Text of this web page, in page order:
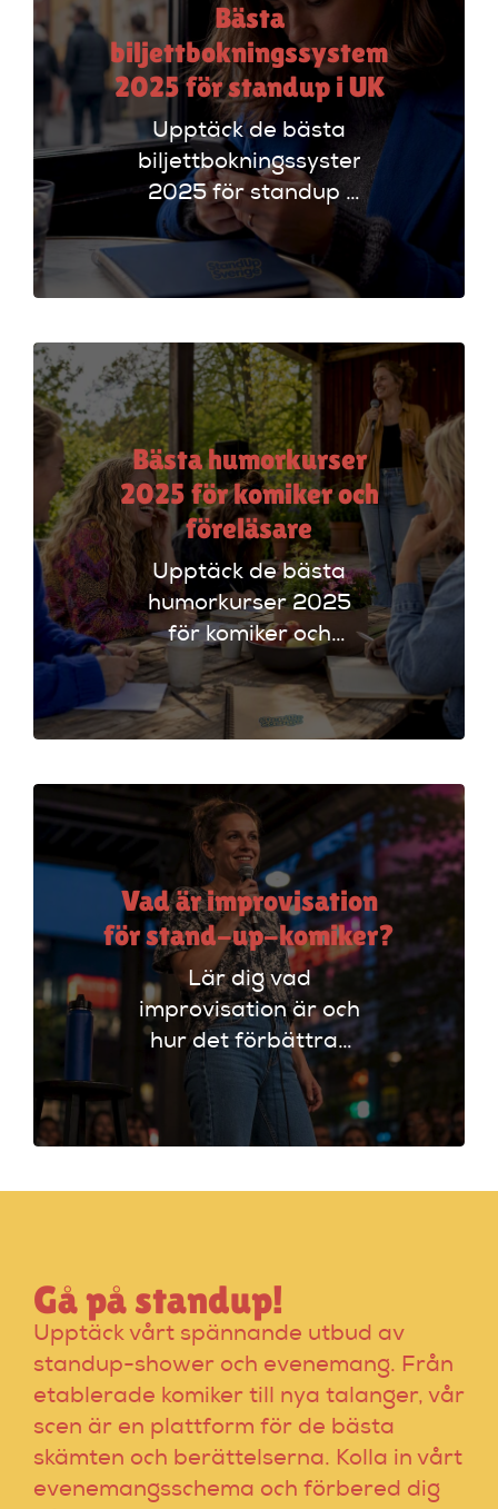
Bästa
biljettbokningssystem
2025 för standup i UK
Upptäck de bästa
biljettbokningssystem
2025 för standup i
UK. Jämför
plattformar som
Ticketmaster och
rätt alternativ!
Bästa humorkurser
2025 för komiker och
föreläsare
Upptäck de bästa
humorkurser 2025
för komiker och
föreläsare. Lär dig
tekniker och få
scenerfarenhet med
Vad är improvisation
för stand-up-komiker?
Lär dig vad
improvisation är och
hur det förbättrar
din stand-up!
Upptäck tekniker
som stärker ditt
scenframträdande.
Gå på standup!
Upptäck vårt spännande utbud av
standup-shower och evenemang. Från
etablerade komiker till nya talanger, vår
scen är en plattform för de bästa
skämten och berättelserna. Kolla in vårt
evenemangsschema och förbered dig